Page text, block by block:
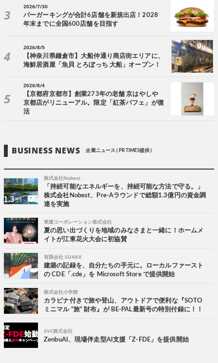
2026/7/30
バーガーキングが合計6店舗を新規出店！2028
年末までに全国600店舗を目指す
2026/8/5
【神奈川県鎌倉市】大船仲通り商店街エリアに、
海鮮居酒屋「魚貝 とろぼっち 大船」オープン！
2026/8/4
【京都府京都市】創業273年の老舗 京はやしや
京都店がリニューアル。限定「紅茶パフェ」が復
活
BUSINESS NEWS 企業ニュース ( PR TIMES提供 )
株式会社Nobest
「持続可能なエネルギーを、持続可能な方法で守る。」
株式会社Nobest、Pre-Aラウンドで総額1.3億円の資金調
達を実施
東建コーポレーション株式会社
夏の思い出づくりを地域のみなさまと一緒に！ホームメ
イトが江東花火大会に初協賛
有限会社 SUAKX
建築の記録を、自分たちの手元に。ローカルファースト
の CDE「.cde」を Microsoft Store で提供開始
株式会社小学館
カラビナ付きで旅や登山、アウトドアで便利な『SOTO
ミニマル “旅” 財布』が BE-PAL最新号の特別付録に！！
SVC株式会社
ZenbuAI、現場伴走型AI支援「Z-FDE」を提供開始